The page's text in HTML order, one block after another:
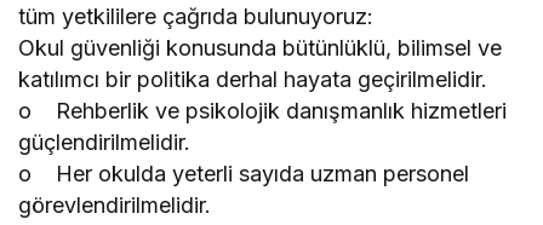
tüm yetkililere çağrıda bulunuyoruz:
Okul güvenliği konusunda bütünlüklü, bilimsel ve
katılımcı bir politika derhal hayata geçirilmelidir.
o Rehberlik ve psikolojik danışmanlık hizmetleri
güçlendirilmelidir.
o Her okulda yeterli sayıda uzman personel
görevlendirilmelidir.